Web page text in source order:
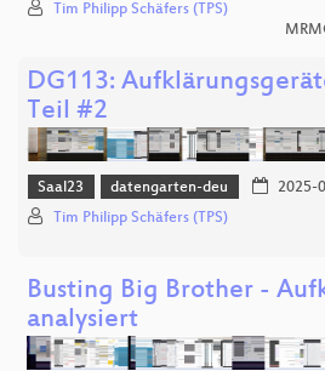
Tim Philipp Schäfers (TPS)
DG113:
Teil #2
Saal23 datengarten-deu 2025-
Tim Philipp Schäfers (TPS)
Busting Big Brother -
analysiert